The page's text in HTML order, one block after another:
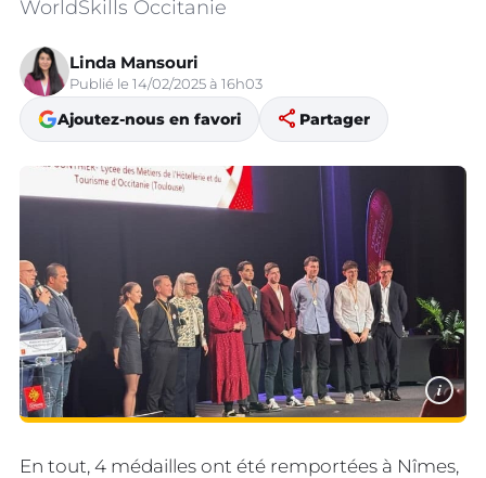
WorldSkills Occitanie
Linda Mansouri
Publié le 14/02/2025 à 16h03
Ajoutez-nous en favori share Partager
i
En tout, 4 médailles ont été remportées à Nîmes,